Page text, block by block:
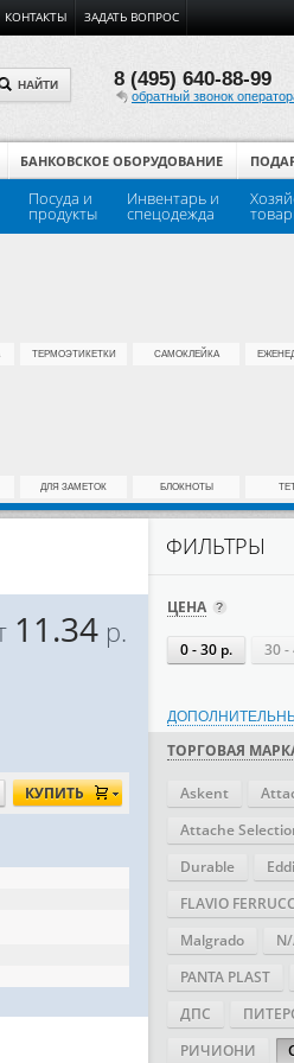
КОНТАКТЫ ЗАДАТЬ ВОПРОС
8 (495) 640-88-99
обратный звонок
НАЙТИ
БАНКОВСКОЕ ОБОРУДОВАНИЕ
Посуда и
продукты
Инвентарь и
спецодежда
ТЕРМОЭТИКЕТКИ САМОКЛЕЙКА
ДЛЯ ЗАМЕТОК БЛОКНОТЫ
ФИЛЬТРЫ
ЦЕНА
0 - 30 р. 30 -
ТОРГОВАЯ
Askent
Attache
Durable
FLAVIO
Malgrado
PANTA PLAST
ДПС
РИЧИОНИ
11.34 р.
КУПИТЬ